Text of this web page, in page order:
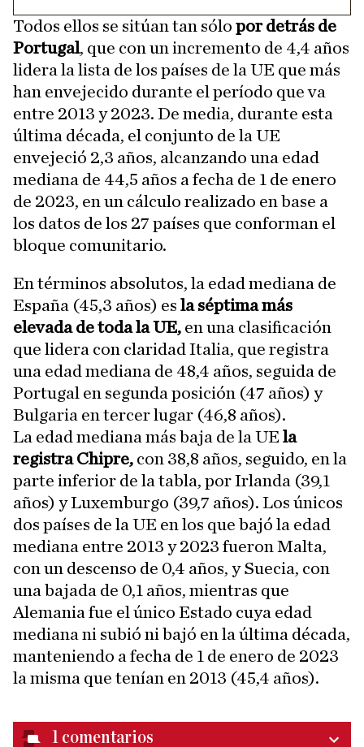
Todos ellos se sitúan tan sólo por detrás de
Portugal, que con un incremento de 4,4 años
lidera la lista de los países de la UE que más
han envejecido durante el período que va
entre 2013 y 2023. De media, durante esta
última década, el conjunto de la UE
envejeció 2,3 años, alcanzando una edad
mediana de 44,5 años a fecha de 1 de enero
de 2023, en un cálculo realizado en base a
los datos de los 27 países que conforman el
bloque comunitario.
En términos absolutos, la edad mediana de
España (45,3 años) es la séptima más
elevada de toda la UE, en una clasificación
que lidera con claridad Italia, que registra
una edad mediana de 48,4 años, seguida de
Portugal en segunda posición (47 años) y
Bulgaria en tercer lugar (46,8 años).
La edad mediana más baja de la UE la
registra Chipre, con 38,8 años, seguido, en la
parte inferior de la tabla, por Irlanda (39,1
años) y Luxemburgo (39,7 años). Los únicos
dos países de la UE en los que bajó la edad
mediana entre 2013 y 2023 fueron Malta,
con un descenso de 0,4 años, y Suecia, con
una bajada de 0,1 años, mientras que
Alemania fue el único Estado cuya edad
mediana ni subió ni bajó en la última década,
manteniendo a fecha de 1 de enero de 2023
la misma que tenían en 2013 (45,4 años).
1 comentarios